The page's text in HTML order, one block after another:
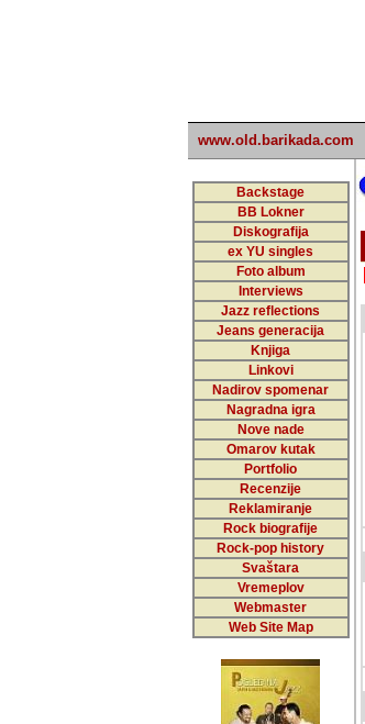
www.old.barikada.com
Backstage
BB Lokner
Diskografija
ex YU singles
Foto album
Interviews
Jazz reflections
Jeans generacija
Knjiga
Linkovi
Nadirov spomenar
Nagradna igra
Nove nade
Omarov kutak
Portfolio
Recenzije
Reklamiranje
Rock biografije
Rock-pop history
Svaštara
Vremeplov
Webmaster
Web Site Map